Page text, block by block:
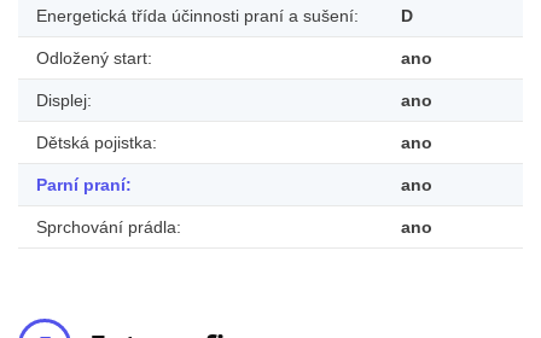
Energetická třída účinnosti praní a sušení: D
Odložený start: ano
Displej: ano
Dětská pojistka: ano
Parní praní: ano
Sprchování prádla: ano